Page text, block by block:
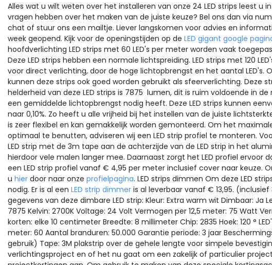
Alles wat u wilt weten over het installeren van onze 24 LED strips leest u
vragen hebben over het maken van de juiste keuze? Bel ons dan via
chat of stuur ons een mailtje. Liever langskomen voor advies en
week geopend. Kijk voor de openingstijden op de LED gigant google
hoofdverlichting LED strips met 60 LED's per meter worden vaak
Deze LED strips hebben een normale lichtspreiding. LED strips met 120
voor direct verlichting, door de hoge lichtopbrengst en het aantal LED's.
kunnen deze strips ook goed worden gebruikt als sfeerverlichting. Deze
helderheid van deze LED strips is 7875 lumen, dit is ruim voldoende in
een gemiddelde lichtopbrengst nodig heeft. Deze LED strips kunnen
naar 0,10%. Zo heeft u alle vrijheid bij het instellen van de juiste
is zeer flexibel en kan gemakkelijk worden gemonteerd. Om het
optimaal te benutten, adviseren wij een LED strip profiel te monteren.
LED strip met de 3m tape aan de achterzijde van de LED strip in het
hierdoor vele malen langer mee. Daarnaast zorgt het LED profiel ervoor
een LED strip profiel vanaf € 4,95 per meter inclusief cover naar keuze.
u hier door naar onze profielpagina. LED strips dimmen Om deze LED
nodig. Er is al een LED strip dimmer is al leverbaar vanaf € 13,95.
gegevens van deze dimbare LED strip: Kleur: Extra warm wit Dimbaar: Ja
7875 Kelvin: 2700K Voltage: 24 Volt Vermogen per 12,5 meter: 75 Watt
korten: elke 10 centimeter Breedte: 8 millimeter Chip: 2835 Hoek: 120 °
meter: 60 Aantal branduren: 50.000 Garantie periode: 3 jaar
gebruik) Tape: 3M plakstrip over de gehele lengte voor simpele
verlichtingsproject en of het nu gaat om een zakelijk of particulier
Vergelijk Bekijken Vergelijk Bekijken